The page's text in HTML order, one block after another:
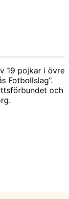
19 pojkar i övre
Fotbollslag”.
och